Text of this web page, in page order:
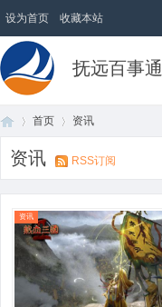
设为首页 收藏本站
抚远百事通
首页 资讯
资讯 RSS订阅
资讯